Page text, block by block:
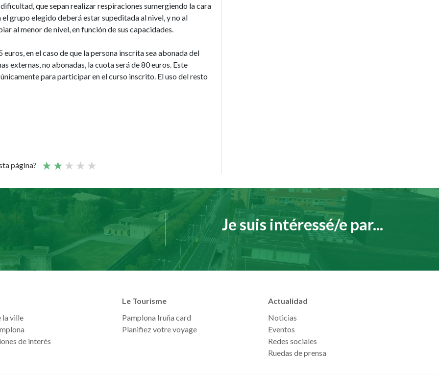
que sepan realizar respiraciones sumergiendo la cara
grupo elegido deberá estar supeditada al nivel, y no al
al menor de nivel, en función de sus capacidades.
en el caso de que la persona inscrita sea abonada del
externas, no abonadas, la cuota será de 80 euros. Este
para participar en el curso inscrito. El uso del resto
página?
Je suis intéressé/e par...
la ville
de interés
Le Tourisme
Pamplona Iruña card
Planifiez votre voyage
Actualidad
Noticias
Eventos
Redes sociales
Ruedas de prensa